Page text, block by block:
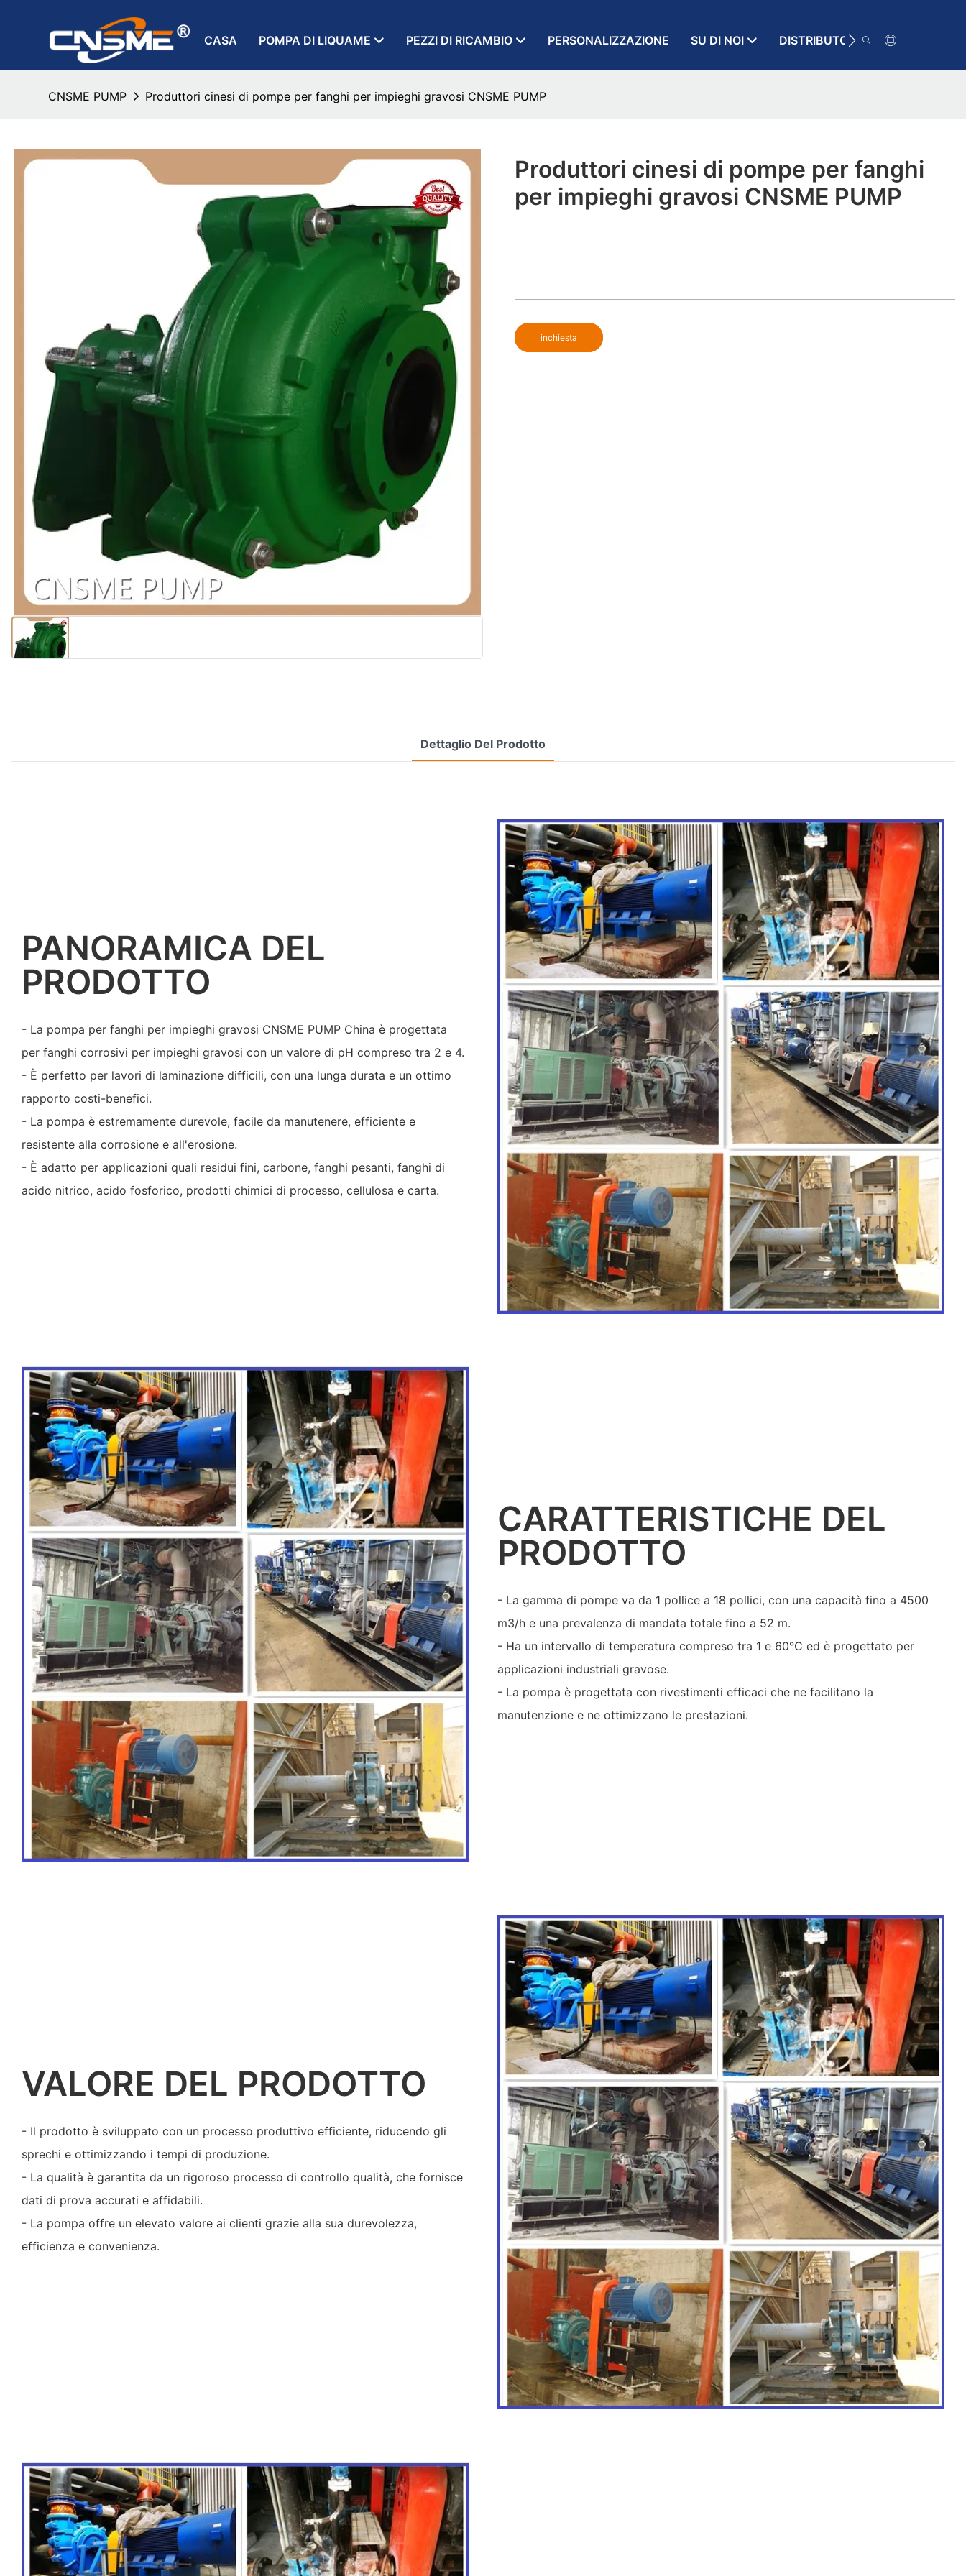
CASA POMPA DI LIQUAME PEZZI DI RICAMBIO PERSONALIZZAZIONE SU DI NOI DISTRIBUTORE RISORSA
CNSME PUMP Produttori cinesi di pompe per fanghi per impieghi gravosi CNSME PUMP
Produttori cinesi di pompe per fanghi
per impieghi gravosi CNSME PUMP
inchiesta
Dettaglio Del Prodotto
PANORAMICA DEL
PRODOTTO
- La pompa per fanghi per impieghi gravosi CNSME PUMP China è progettata
per fanghi corrosivi per impieghi gravosi con un valore di pH compreso tra 2 e 4.
- È perfetto per lavori di laminazione difficili, con una lunga durata e un ottimo
rapporto costi-benefici.
- La pompa è estremamente durevole, facile da manutenere, efficiente e
resistente alla corrosione e all'erosione.
- È adatto per applicazioni quali residui fini, carbone, fanghi pesanti, fanghi di
acido nitrico, acido fosforico, prodotti chimici di processo, cellulosa e carta.
CARATTERISTICHE DEL
PRODOTTO
- La gamma di pompe va da 1 pollice a 18 pollici, con una capacità fino a 4500
m3/h e una prevalenza di mandata totale fino a 52 m.
- Ha un intervallo di temperatura compreso tra 1 e 60°C ed è progettato per
applicazioni industriali gravose.
- La pompa è progettata con rivestimenti efficaci che ne facilitano la
manutenzione e ne ottimizzano le prestazioni.
VALORE DEL PRODOTTO
- Il prodotto è sviluppato con un processo produttivo efficiente, riducendo gli
sprechi e ottimizzando i tempi di produzione.
- La qualità è garantita da un rigoroso processo di controllo qualità, che fornisce
dati di prova accurati e affidabili.
- La pompa offre un elevato valore ai clienti grazie alla sua durevolezza,
efficienza e convenienza.